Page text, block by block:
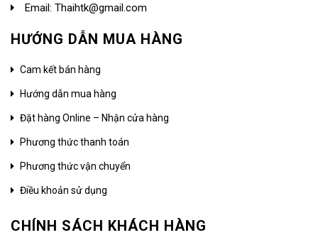
Email: Thaihtk@gmail.com
HƯỚNG DẪN MUA HÀNG
Cam kết bán hàng
Hướng dẫn mua hàng
Đặt hàng Online – Nhận cửa hàng
Phương thức thanh toán
Phương thức vận chuyển
Điều khoản sử dụng
CHÍNH SÁCH KHÁCH HÀNG